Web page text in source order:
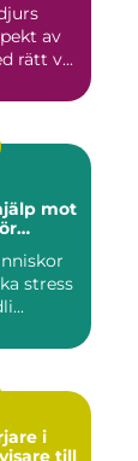
av
rätt v...
mot
stress
i
till